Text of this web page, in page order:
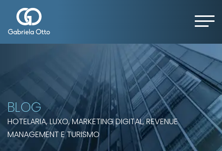
BLOG
HOTELARIA, LUXO, MARKETING DIGITAL, REVENUE
MANAGEMENT E TURISMO